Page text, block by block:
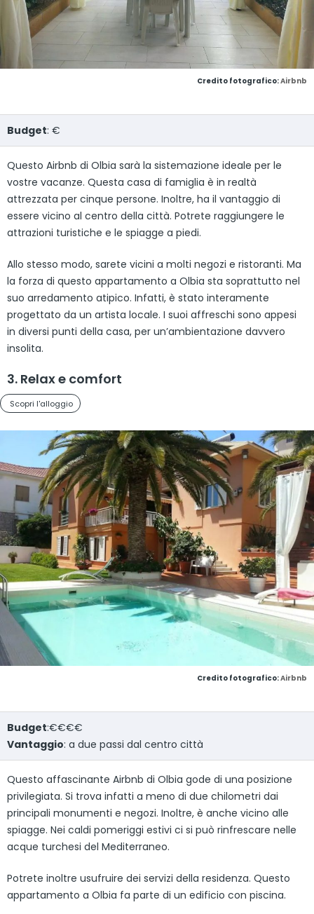
Credito fotografico:Airbnb
Budget: €
Questo Airbnb di Olbia sarà la sistemazione ideale per le
vostre vacanze. Questa casa di famiglia è in realtà
attrezzata per cinque persone. Inoltre, ha il vantaggio di
essere vicino al centro della città. Potrete raggiungere le
attrazioni turistiche e le spiagge a piedi.
Allo stesso modo, sarete vicini a molti negozi e ristoranti. Ma
la forza di questo appartamento a Olbia sta soprattutto nel
suo arredamento atipico. Infatti, è stato interamente
progettato da un artista locale. I suoi affreschi sono appesi
in diversi punti della casa, per un’ambientazione davvero
insolita.
3. Relax e comfort
Scopri l'alloggio
Credito fotografico:Airbnb
Budget:€€€€
Vantaggio: a due passi dal centro città
Questo affascinante Airbnb di Olbia gode di una posizione
privilegiata. Si trova infatti a meno di due chilometri dai
principali monumenti e negozi. Inoltre, è anche vicino alle
spiagge. Nei caldi pomeriggi estivi ci si può rinfrescare nelle
acque turchesi del Mediterraneo.
Potrete inoltre usufruire dei servizi della residenza. Questo
appartamento a Olbia fa parte di un edificio con piscina.